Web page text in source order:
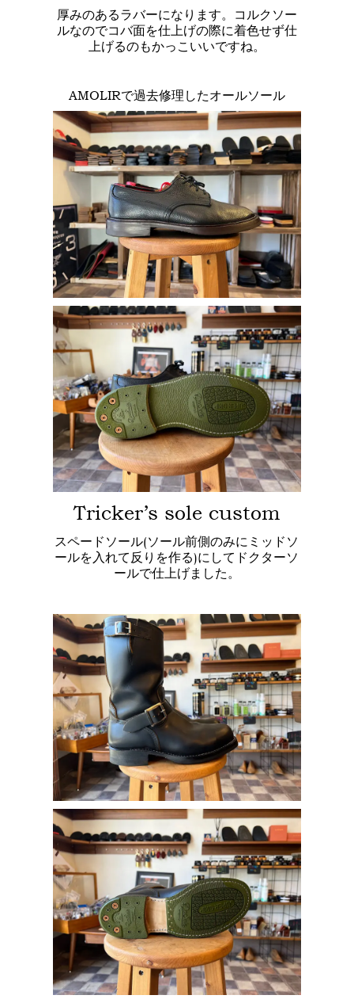
厚みのあるラバーになります。コルクソー
ルなのでコバ面を仕上げの際に着色せず仕
上げるのもかっこいいですね。
AMOLIRで過去修理したオールソール
Tricker’s sole custom
スペードソール(ソール前側のみにミッドソ
ールを入れて反りを作る)にしてドクターソ
ールで仕上げました。